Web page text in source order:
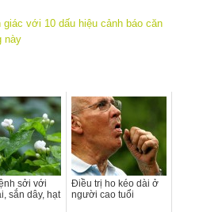
với 10 dấu hiệu cảnh báo căn
này
sởi với
sắn dây, hạt
Điều trị ho kéo dài ở
người cao tuổi